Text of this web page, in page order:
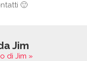
🙂
Jim
di Jim »